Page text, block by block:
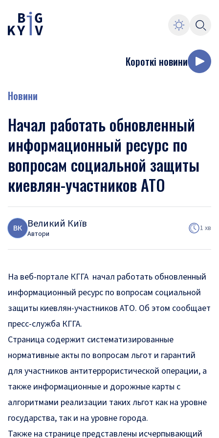
Короткі новини
Новини
Начал работать обновленный
информационный ресурс по
вопросам социальной защиты
киевлян-участников АТО
ВК Великий Київ
Автори
1 хв
На веб-портале КГГА начал работать обновленный
информационный ресурс по вопросам социальной
защиты киевлян-участников АТО. Об этом сообщает
пресс-служба КГГА.
Страница содержит систематизированные
нормативные акты по вопросам льгот и гарантий
для участников антитеррористической операции, а
также информационные и дорожные карты с
алгоритмами реализации таких льгот как на уровне
государства, так и на уровне города.
Также на странице представлены исчерпывающий